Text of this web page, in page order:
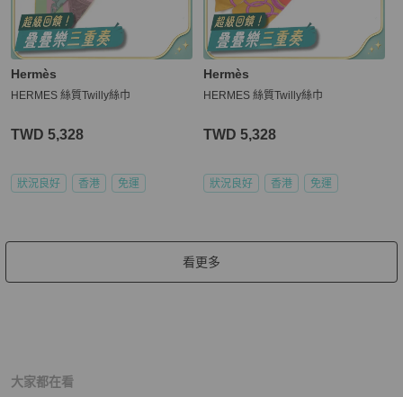
Hermès
HERMES 絲質Twilly絲巾
TWD 5,328
狀況良好 香港 免運
Hermès
HERMES 絲質Twilly絲巾
TWD 5,328
狀況良好 香港 免運
看更多
大家都在看